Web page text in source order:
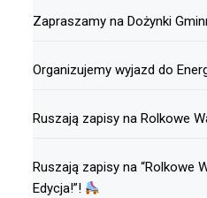
Zapraszamy na Dożynki
Organizujemy wyjazd do
Ruszają zapisy na Rolkowe
Ruszają zapisy na “Rolkowe
Edycja!”!